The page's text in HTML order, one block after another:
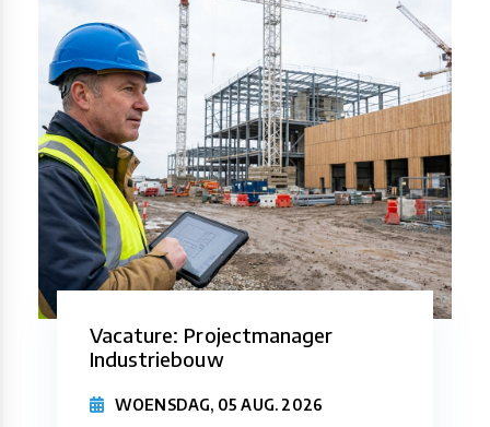
Vacature: Projectmanager
Industriebouw
WOENSDAG, 05 AUG. 2026